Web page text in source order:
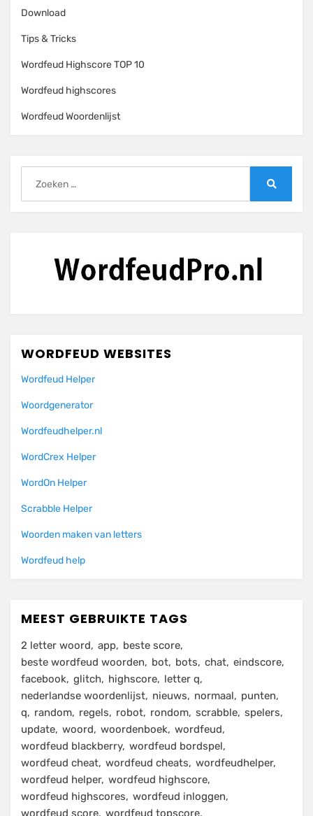
Download
Tips & Tricks
Wordfeud Highscore TOP 10
Wordfeud highscores
Wordfeud Woordenlijst
naar:
WORDFEUD WEBSITES
Wordfeud Helper
Woordgenerator
Wordfeudhelper.nl
WordCrex Helper
WordOn Helper
Scrabble Helper
Woorden maken van letters
Wordfeud help
MEEST GEBRUIKTE TAGS
2 letter woord app
beste score
beste wordfeud woorden
bot bots chat eindscore
facebook glitch highscore
letter q
nederlandse woordenlijst
nieuws normaal
punten
q
random regels robot rondom scrabble spelers
update woord woordenboek wordfeud
wordfeud blackberry wordfeud bordspel
wordfeud cheat wordfeud cheats
wordfeudhelper
wordfeud helper wordfeud highscore
wordfeud highscores
wordfeud inloggen
wordfeud score wordfeud topscore